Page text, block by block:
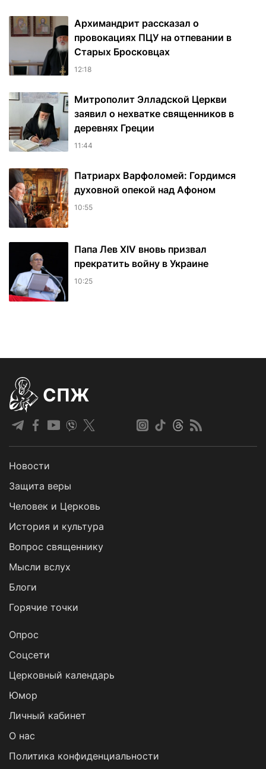
Архимандрит рассказал о
провокациях ПЦУ на отпевании в
Старых Бросковцах
12:18
Митрополит Элладской Церкви
заявил о нехватке священников в
деревнях Греции
11:44
Патриарх Варфоломей: Гордимся
духовной опекой над Афоном
10:55
Папа Лев XIV вновь призвал
прекратить войну в Украине
10:25
СПЖ
Новости
Защита веры
Человек и Церковь
История и культура
Вопрос священнику
Мысли вслух
Блоги
Горячие точки
Опрос
Cоцсети
Церковный календарь
Юмор
Личный кабинет
О нас
Политика конфиденциальности